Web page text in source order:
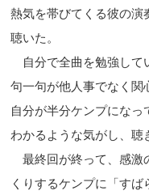
熱気を帯びてくる彼の演
聴いた。
自分で全曲を勉強して
句一句が他人事でなく関
自分が半分ケンプにな
わかるような気がし、聴
最終回が終って、感激
くりするケンプに「す